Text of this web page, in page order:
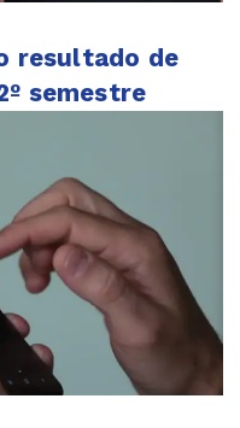
resultado de
semestre